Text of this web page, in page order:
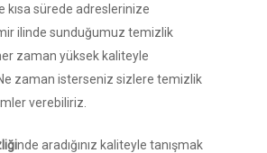
kısa sürede adreslerinize
ilinde sunduğumuz temizlik
zaman yüksek kaliteyle
zaman isterseniz sizlere temizlik
verebiliriz.
nde aradığınız kaliteyle tanışmak